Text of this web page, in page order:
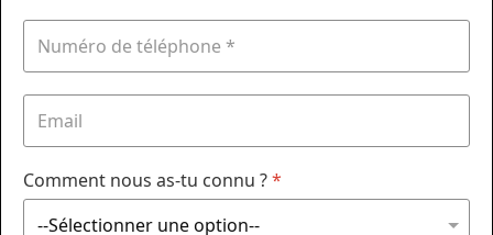
Comment nous as-tu connu ?*